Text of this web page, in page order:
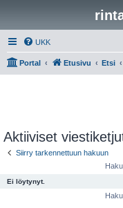
UKK
Portal Etusivu Etsi
Aktiiviset
Siirry tarkennettuun hakuun
Ei löytynyt.